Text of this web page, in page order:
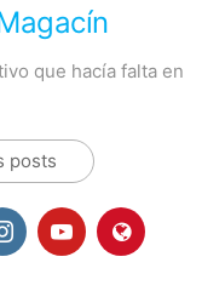
que hacía falta en
posts